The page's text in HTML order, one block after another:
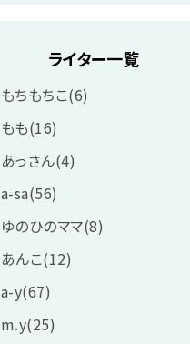
ライター一覧
もちもちこ(6)
もも(16)
あっさん(4)
a-sa(56)
ゆのひのママ(8)
あんこ(12)
a-y(67)
m.y(25)